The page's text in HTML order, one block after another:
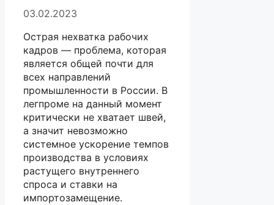
03.02.2023
Острая нехватка рабочих
кадров — проблема, которая
является общей почти для
всех направлений
промышленности в России. В
легпроме на данный момент
критически не хватает швей,
а значит невозможно
системное ускорение темпов
производства в условиях
растущего внутреннего
спроса и ставки на
импортозамещение.